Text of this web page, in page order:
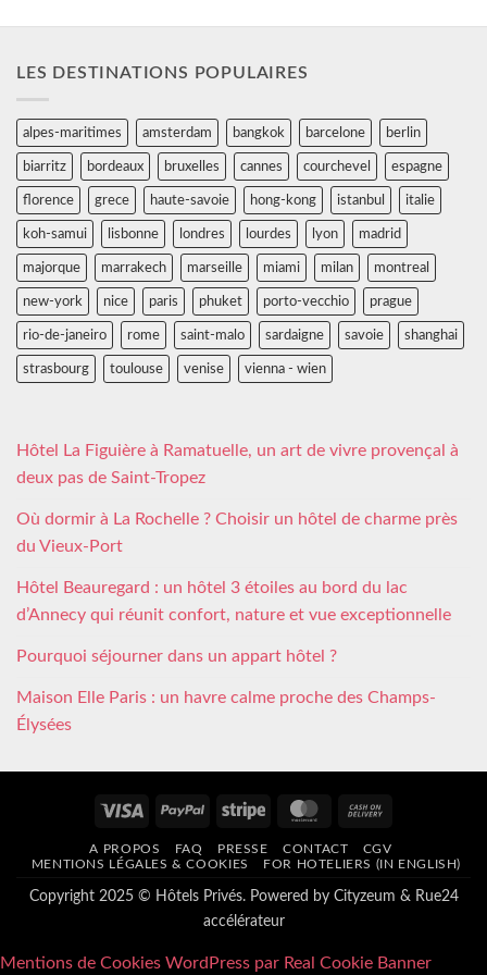
LES DESTINATIONS POPULAIRES
alpes-maritimes amsterdam bangkok barcelone berlin
biarritz bordeaux bruxelles cannes courchevel espagne
florence grece haute-savoie hong-kong istanbul italie
koh-samui lisbonne londres lourdes lyon madrid
majorque marrakech marseille miami milan montreal
new-york nice paris phuket porto-vecchio prague
rio-de-janeiro rome saint-malo sardaigne savoie shanghai
strasbourg toulouse venise vienna - wien
Hôtel La Figuière à Ramatuelle, un art de vivre provençal à
deux pas de Saint-Tropez
Où dormir à La Rochelle ? Choisir un hôtel de charme près
du Vieux-Port
Hôtel Beauregard : un hôtel 3 étoiles au bord du lac
d’Annecy qui réunit confort, nature et vue exceptionnelle
Pourquoi séjourner dans un appart hôtel ?
Maison Elle Paris : un havre calme proche des Champs-
Élysées
Visa PayPal Stripe MasterCard
Delivery
A PROPOS FAQ PRESSE CONTACT
CGV
MENTIONS LÉGALES & COOKIES
FOR HOTELIERS (IN ENGLISH)
Copyright 2025 © Hôtels Privés. Powered by Cityzeum & Rue24
accélérateur
Mentions de Cookies WordPress par Real Cookie Banner